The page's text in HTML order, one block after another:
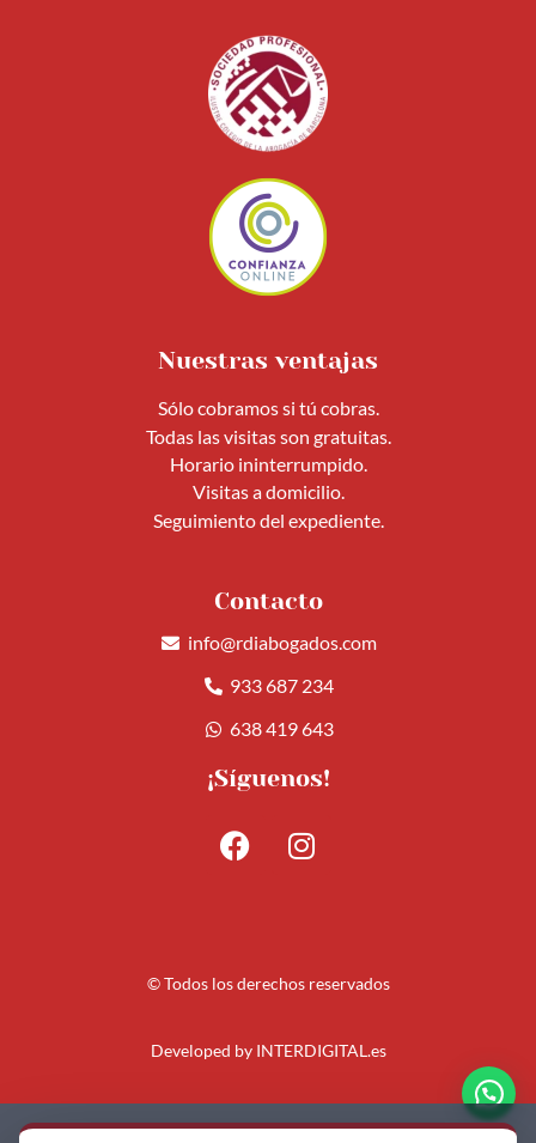
Nuestras ventajas
Sólo cobramos si tú cobras.
Todas las visitas son gratuitas.
Horario ininterrumpido.
Visitas a domicilio.
Seguimiento del expediente.
Contacto
info@rdiabogados.com
933 687 234
638 419 643
¡Síguenos!
© Todos los derechos reservados
Developed by INTERDIGITAL.es
Aviso Legal